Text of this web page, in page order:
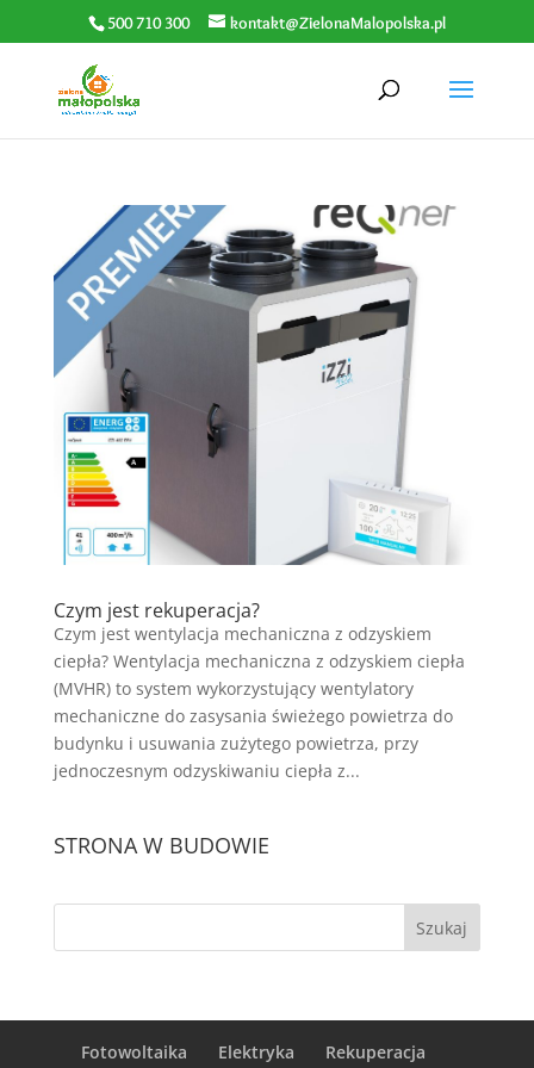
500 710 300 kontakt@ZielonaMalopolska.pl
Czym jest rekuperacja?
Czym jest wentylacja mechaniczna z odzyskiem
ciepła? Wentylacja mechaniczna z odzyskiem ciepła
(MVHR) to system wykorzystujący wentylatory
mechaniczne do zasysania świeżego powietrza do
budynku i usuwania zużytego powietrza, przy
jednoczesnym odzyskiwaniu ciepła z...
STRONA W BUDOWIE
Fotowoltaika Elektryka Rekuperacja